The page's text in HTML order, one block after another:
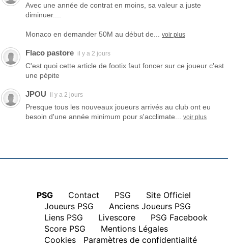
Avec une année de contrat en moins, sa valeur a juste
diminuer....
Monaco en demander 50M au début de... voir plus
Flaco pastore il y a 2 jours
C'est quoi cette article de footix faut foncer sur ce joueur c'est
une pépite
JPOU il y a 2 jours
Presque tous les nouveaux joueurs arrivés au club ont eu
besoin d'une année minimum pour s'acclimate...
voir plus
PSG Contact PSG
Site Officiel
Joueurs PSG
Anciens Joueurs PSG
Liens PSG Livescore
PSG Facebook
Score PSG
Mentions Légales
Cookies Paramètres de confidentialité